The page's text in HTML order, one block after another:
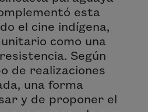
esta
el cine indígena,
como una
Según
de realizaciones
una forma
y de proponer el